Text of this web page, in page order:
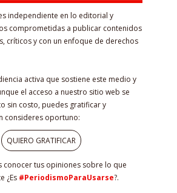
independiente en lo editorial y
comprometidas a publicar contenidos
críticos y con un enfoque de derechos
activa que sostiene este medio y
el acceso a nuestro sitio web se
sin costo, puedes gratificar y
consideres oportuno:
QUIERO GRATIFICAR
conocer tus opiniones sobre lo que
¿Es #PeriodismoParaUsarse?.